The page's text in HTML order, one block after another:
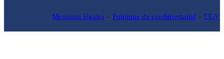
Mentions légales – Politique de confidentialité – CGV